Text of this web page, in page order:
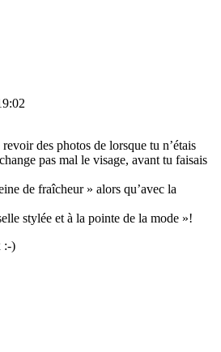
des photos de lorsque tu n’étais
pas mal le visage, avant tu faisais
de fraîcheur » alors qu’avec la
stylée et à la pointe de la mode »!
:-)